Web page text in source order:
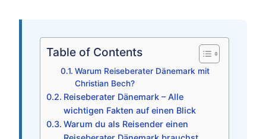
Table of Contents
Warum Reiseberater Dänemark mit
Christian Bech?
Reiseberater Dänemark – Alle
wichtigen Fakten auf einen Blick
Warum du als Reisender einen